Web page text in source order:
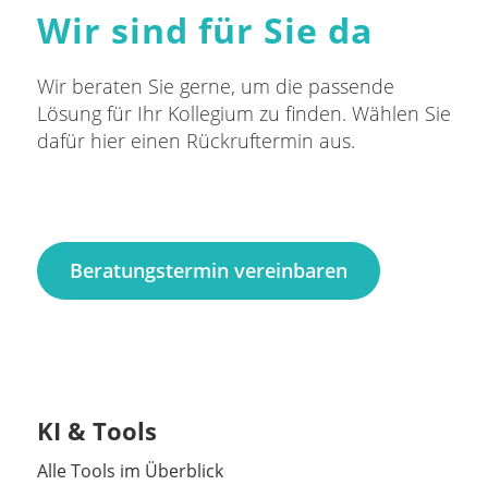
Wir sind für Sie da
Wir beraten Sie gerne, um die passende
Lösung für Ihr Kollegium zu finden. Wählen Sie
dafür hier einen Rückruftermin aus.
Beratungstermin vereinbaren
KI & Tools
Alle Tools im Überblick